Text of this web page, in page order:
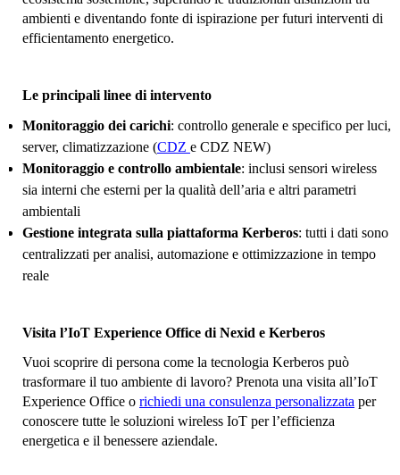
ambienti e diventando fonte di ispirazione per futuri interventi di
efficientamento energetico.
Le principali linee di intervento
Monitoraggio dei carichi: controllo generale e specifico per luci,
server, climatizzazione (CDZ e CDZ NEW)
Monitoraggio e controllo ambientale: inclusi sensori wireless
sia interni che esterni per la qualità dell’aria e altri parametri
ambientali
Gestione integrata sulla piattaforma Kerberos: tutti i dati sono
centralizzati per analisi, automazione e ottimizzazione in tempo
reale
Visita l’IoT Experience Office di Nexid e Kerberos
Vuoi scoprire di persona come la tecnologia Kerberos può
trasformare il tuo ambiente di lavoro? Prenota una visita all’IoT
Experience Office o richiedi una consulenza personalizzata per
conoscere tutte le soluzioni wireless IoT per l’efficienza
energetica e il benessere aziendale.